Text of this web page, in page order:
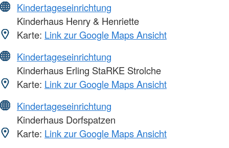
Kindertageseinrichtung
Kinderhaus Henry & Henriette
Karte: Link zur Google Maps Ansicht
Kindertageseinrichtung
Kinderhaus Erling StaRKE Strolche
Karte: Link zur Google Maps Ansicht
Kindertageseinrichtung
Kinderhaus Dorfspatzen
Karte: Link zur Google Maps Ansicht